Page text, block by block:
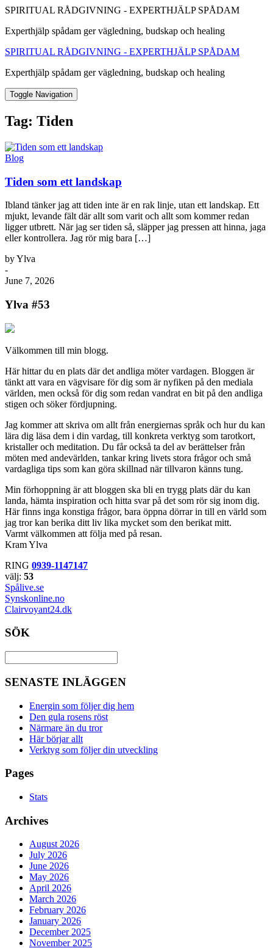
SPIRITUAL RÅDGIVNING - EXPERTHJÄLP SPÅDAM
Experthjälp spådam ger vägledning, budskap och healing
SPIRITUAL RÅDGIVNING - EXPERTHJÄLP SPÅDAM
Experthjälp spådam ger vägledning, budskap och healing
Toggle Navigation
Tag: Tiden
Blog
Tiden som ett landskap
Ibland tänker jag att tiden inte är en rak linje, utan ett landskap. Ett
mjukt, levande fält där allt som varit och allt som kommer redan
ligger utbrett. När jag ser tiden så, släpper jag pressen att hinna, jaga
eller kontrollera. Jag rör mig bara […]
by Ylva
-
June 7, 2026
Ylva #53
Välkommen till min blogg.
Här hittar du en plats där det andliga möter vardagen. Bloggen är
tänkt att vara en vägvisare för dig som är nyfiken på den mediala
världen, men också för dig som redan vandrat en bit på den andliga
stigen och söker fördjupning.
Jag kommer att skriva om allt från energiernas språk och hur du kan
lära dig läsa dem i din vardag, till konkreta verktyg som tarotkort,
kristaller och meditation. Du får också ta del av berättelser från
möten med andevärlden, tankar kring livets stora frågor och små
vardagliga tips som kan göra skillnad när tillvaron känns tung.
Min förhoppning är att bloggen ska bli en trygg plats där du kan
landa, hämta inspiration och hitta svar på det som rör sig inom dig.
Här finns inga konstiga frågor, bara öppna dörrar in till en värld som
jag tror kan berika ditt liv lika mycket som den berikat mitt.
Varmt välkommen att följa med på resan.
Kram Ylva
RING 0939-1147147
välj: 53
Spålive.se
Synskonline.no
Clairvoyant24.dk
SÖK
SENASTE INLÄGGEN
Energin som följer dig hem
Den gula rosens röst
Närmare än du tror
Här börjar allt
Verktyg som följer din utveckling
Pages
Stats
Archives
August 2026
July 2026
June 2026
May 2026
April 2026
March 2026
February 2026
January 2026
December 2025
November 2025